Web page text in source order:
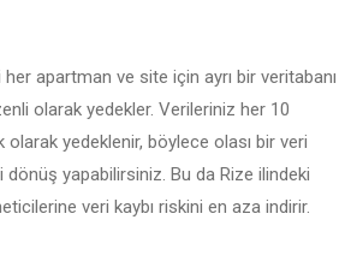
her apartman ve site için ayrı bir veritabanı
olarak yedekler. Verileriniz her 10
yedeklenir, böylece olası bir veri
dönüş yapabilirsiniz. Bu da Rize ilindeki
veri kaybı riskini en aza indirir.